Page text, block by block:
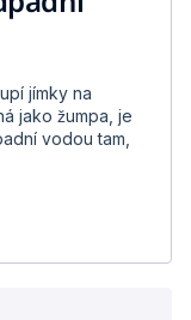
jímky na
jako žumpa, je
vodou tam,